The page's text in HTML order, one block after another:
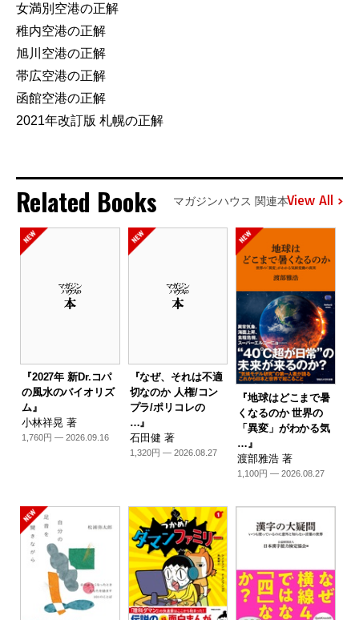
女満別空港の正解
稚内空港の正解
旭川空港の正解
帯広空港の正解
函館空港の正解
2021年改訂版 札幌の正解
Related Books マガジンハウス 関連本View All
『2027年 新Dr.コパ
の風水のバイオリズ
ム』
小林祥晃 著
1,760円 — 2026.09.16
『なぜ、それは不適
切なのか 人権/コン
プラ/ポリコレの
…』
石田健 著
1,320円 — 2026.08.27
『地球はどこまで暑
くなるのか 世界の
「異変」がわかる気
…』
渡部雅浩 著
1,100円 — 2026.08.27